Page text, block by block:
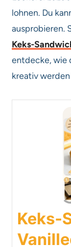
lohnen. Du
ausprobieren.
Keks-
entdecke, wie
kreativ
Keks-